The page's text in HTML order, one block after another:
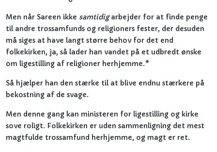
Men når Sareen ikke samtidigarbejder for at finde penge
til andre trossamfunds og religioners fester, der desuden
må siges at have langt større behov for det end
folkekirken, ja, så lader han vandet på et udbredt ønske
om ligestilling af religioner herhjemme.*
Så hjælper han den stærke til at blive endnu stærkere på
bekostning af de svage.
Men denne gang kan ministeren for ligestilling og kirke
sove roligt. Folkekirken er uden sammenligning det mest
magtfulde trossamfund herhjemme, og magt er ret.